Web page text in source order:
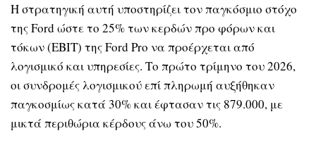
Η στρατηγική αυτή υποστηρίζει τον παγκόσμιο στόχο
της Ford ώστε το 25% των κερδών προ φόρων και
τόκων (EBIT) της Ford Pro να προέρχεται από
λογισμικό και υπηρεσίες. Το πρώτο τρίμηνο του 2026,
οι συνδρομές λογισμικού επί πληρωμή αυξήθηκαν
παγκοσμίως κατά 30% και έφτασαν τις 879.000, με
μικτά περιθώρια κέρδους άνω του 50%.